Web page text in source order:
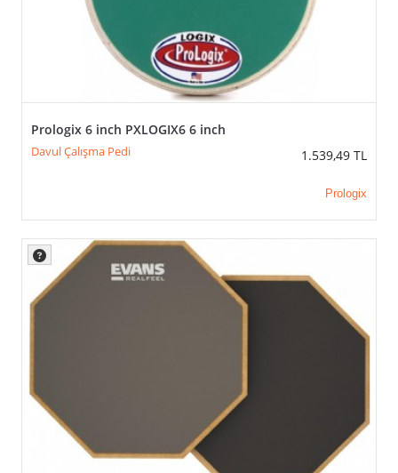
Prologix 6 inch PXLOGIX6 6 inch
Davul Çalışma Pedi 1.539,49 TL
Prologix